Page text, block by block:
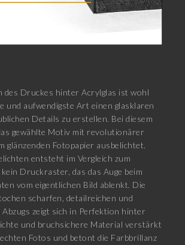
des Druckes hinter Acrylglas ist wohl
und aufwendigste Art einen glasklaren
Details zu erstellen. Bei diesem
gewählte Motiv mit revolutionärer
glänzenden Fotopapier ausbelichtet.
entsteht im Vergleich zum
Druckraster, das das Auge beim
vom eigentlichen Bild ablenkt. Die
scharfen, detailreichen und
zeigt sich in Perfektion hinter
und bruchsichere Material verstärkt
Fotos und betont die Farbbrillanz